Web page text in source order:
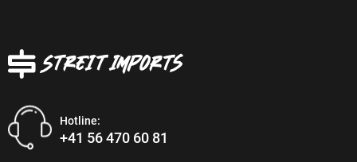
Hotline:
+41 56 470 60 81